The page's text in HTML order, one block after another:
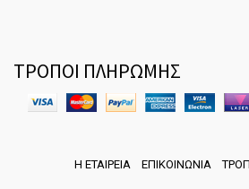
ΤΡΟΠΟΙ ΠΛΗΡΩΜΗΣ
Η ΕΤΑΙΡΕΙΑ ΕΠΙΚΟΙΝΩΝΙΑ